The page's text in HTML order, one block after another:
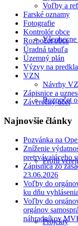
Rozpočet
Profil
Projekty
Voľby a
Farské oznamy
Fotografie
Kontrolór obce
Rozpočet obce
Úradná tabuľa
Územný plán
Výzvy na
VZN
Návrhy
Zápisnice a
Záverečný účet
Najnovšie články
Pozvánka na
Zníženie
pretrvávajúceho
Zápisnica zo
23.06.2026
Voľby do
ku dňu
Voľby do
orgánov
náhradníkov